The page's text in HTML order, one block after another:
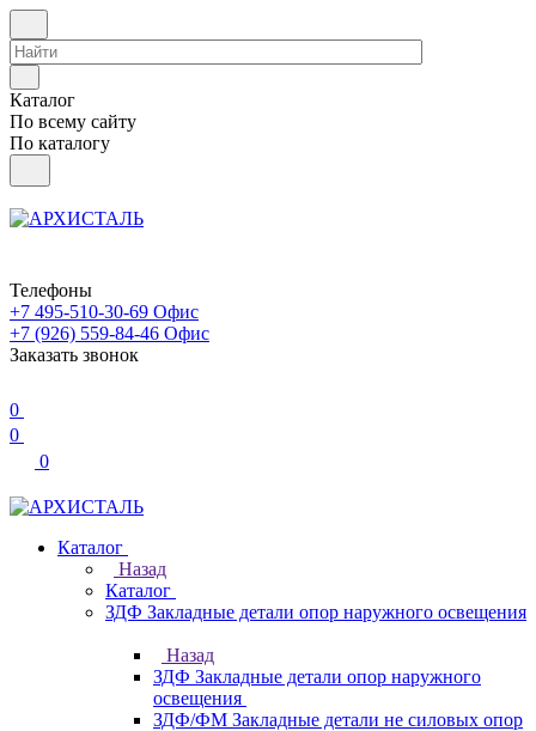
Каталог
По всему сайту
По каталогу
Телефоны
+7 495-510-30-69 Офис
+7 (926) 559-84-46 Офис
Заказать звонок
0
0
0
Каталог
Назад
Каталог
ЗДФ Закладные детали опор наружного освещения
Назад
ЗДФ Закладные детали опор наружного
освещения
ЗДФ/ФМ Закладные детали не силовых опор